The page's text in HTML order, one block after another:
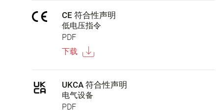
CE 符合性声明
低电压指令
PDF
下载
UKCA 符合性声明
电气设备
PDF